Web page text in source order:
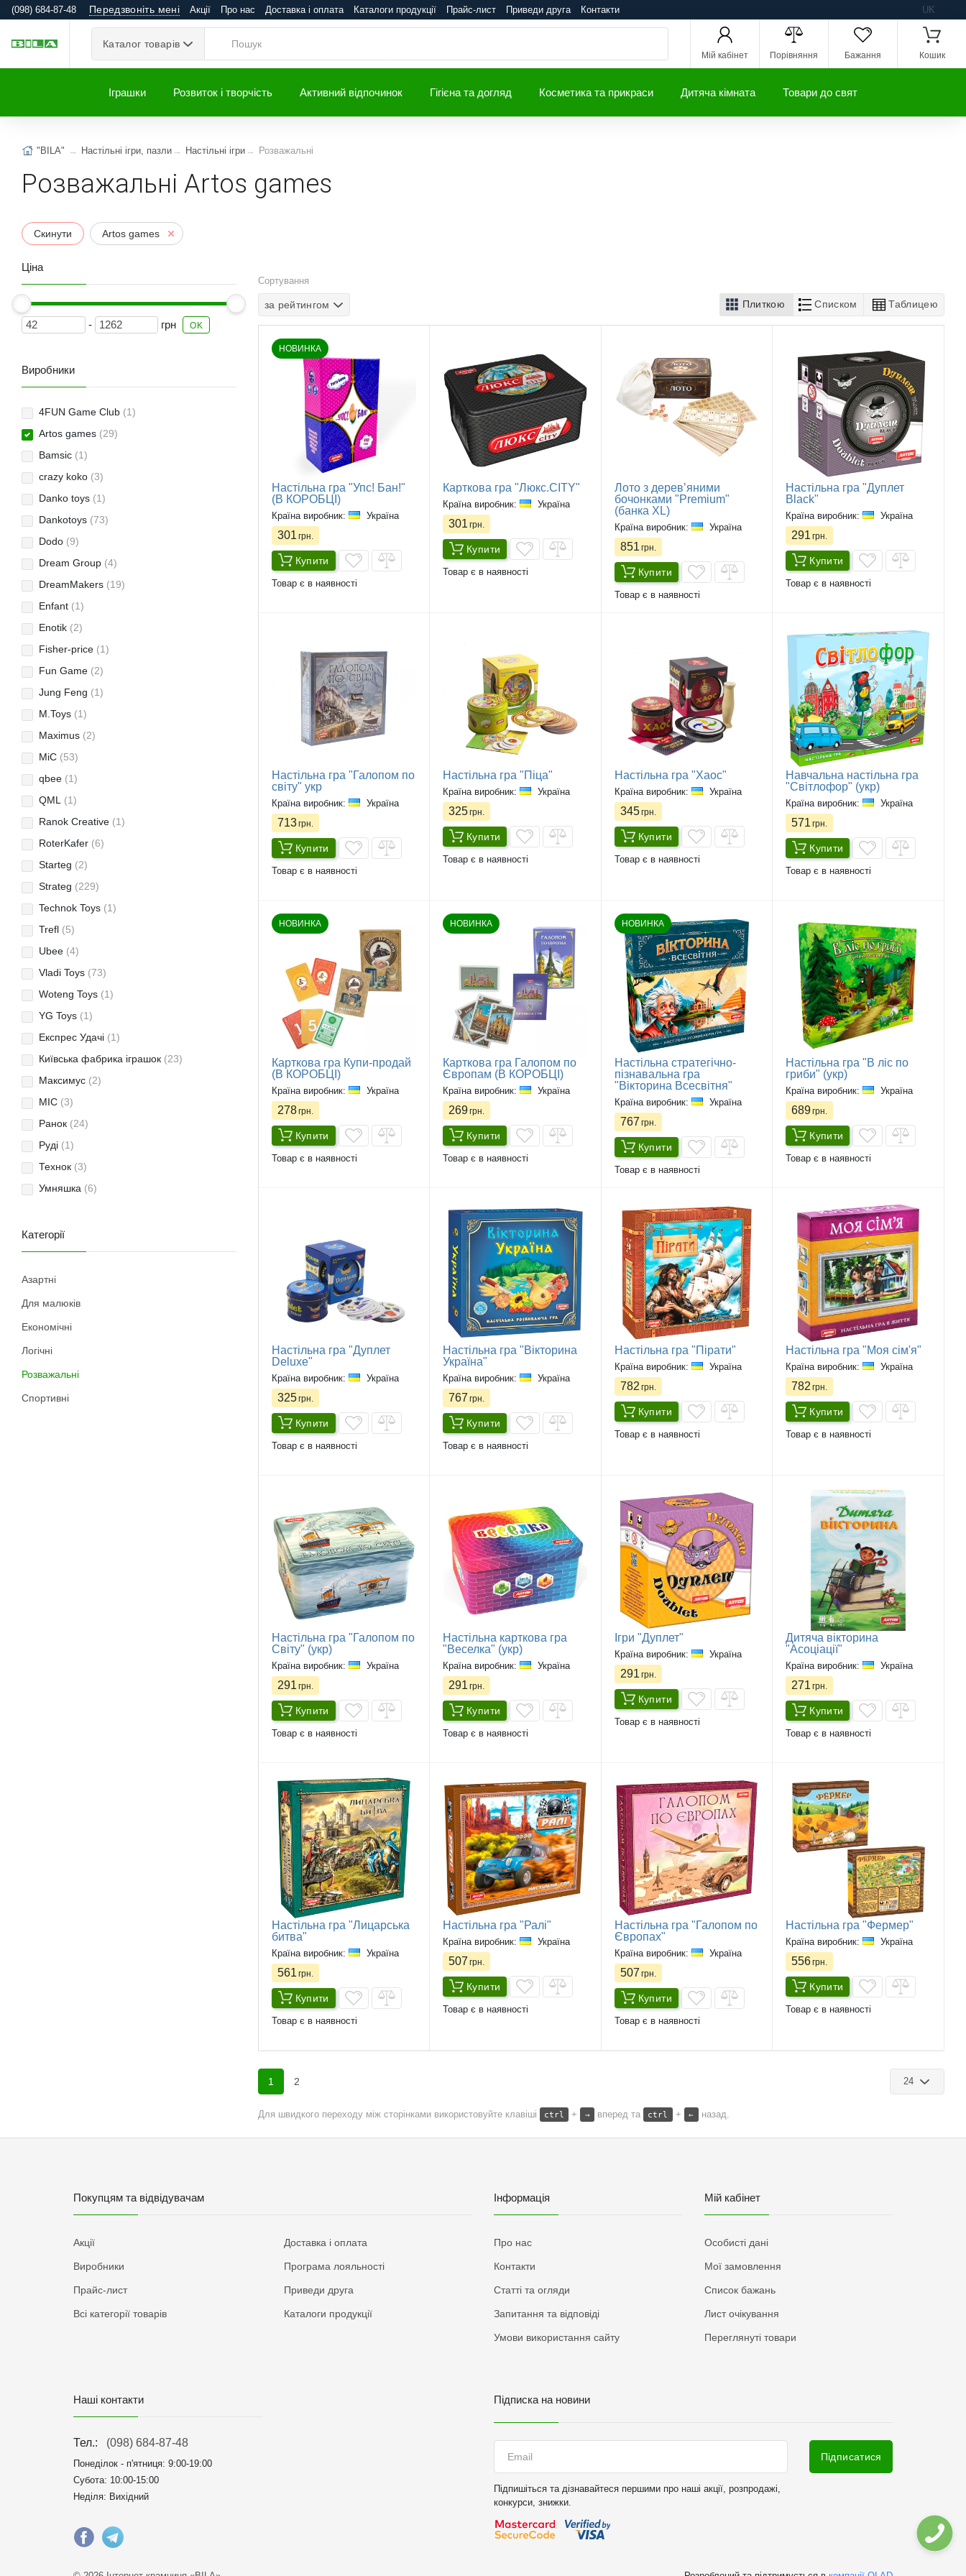
(098) 684-87-48 Передзвоніть мені Акції Про нас Доставка і оплата Каталоги продукції Прайс-лист Приведи друга Контакти UK
Каталог товарів
Мій кабінет Порівняння Бажання Кошик
Іграшки Розвиток і творчість Активний відпочинок Гігієна та догляд Косметика та прикраси Дитяча кімната Товари до свят
"BILA" Настільні ігри, пазли Настільні ігри Розважальні
Розважальні Artos games
Скинути Artos games
Сортування
за рейтингом Плиткою Списком Таблицею
НОВИНКА
Настільна гра "Упс! Бан!"
(В КОРОБЦІ)
Країна виробник: Україна
301грн.
Купити
Товар є в наявності
Карткова гра "Люкс.CITY"
Країна виробник: Україна
301 грн.
Купити
Товар є в наявності
Лото з деревʼяними
бочонками "Premium"
(банка XL)
Країна виробник: Україна
851грн.
Купити
Товар є в наявності
Настільна гра "Дуплет
Black"
Країна виробник: Україна
291 грн.
Купити
Товар є в наявності
Настільна гра "Галопом по
світу" укр
Країна виробник: Україна
713грн.
Купити
Товар є в наявності
Настільна гра "Піца"
Країна виробник: Україна
325грн.
Купити
Товар є в наявності
Настільна гра "Хаос"
Країна виробник: Україна
345грн.
Купити
Товар є в наявності
Навчальна настільна гра
"Світлофор" (укр)
Країна виробник: Україна
571 грн.
Купити
Товар є в наявності
НОВИНКА
Карткова гра Купи-продай
(В КОРОБЦІ)
Країна виробник: Україна
278грн.
Купити
Товар є в наявності
НОВИНКА
Карткова гра Галопом по
Європам (В КОРОБЦІ)
Країна виробник: Україна
269грн.
Купити
Товар є в наявності
НОВИНКА
Настільна стратегічно-
пізнавальна гра
"Вікторина Всесвітня"
Країна виробник: Україна
767 грн.
Купити
Товар є в наявності
Настільна гра "В ліс по
гриби" (укр)
Країна виробник: Україна
689грн.
Купити
Товар є в наявності
Настільна гра "Дуплет
Deluxe"
Країна виробник: Україна
325грн.
Купити
Товар є в наявності
Настільна гра "Вікторина
Україна"
Країна виробник: Україна
767 грн.
Купити
Товар є в наявності
Настільна гра "Пірати"
Країна виробник: Україна
782 грн.
Купити
Товар є в наявності
Настільна гра "Моя сім'я"
Країна виробник: Україна
782 грн.
Купити
Товар є в наявності
Настільна гра "Галопом по
Світу" (укр)
Країна виробник: Україна
291грн.
Купити
Товар є в наявності
Настільна карткова гра
"Веселка" (укр)
Країна виробник: Україна
291 грн.
Купити
Товар є в наявності
Ігри "Дуплет"
Країна виробник: Україна
291грн.
Купити
Товар є в наявності
Дитяча вікторина
"Асоціації"
Країна виробник: Україна
271 грн.
Купити
Товар є в наявності
Настільна гра "Лицарська
битва"
Країна виробник: Україна
561грн.
Купити
Товар є в наявності
Настільна гра "Ралі"
Країна виробник: Україна
507 грн.
Купити
Товар є в наявності
Настільна гра "Галопом по
Європах"
Країна виробник: Україна
507 грн.
Купити
Товар є в наявності
Настільна гра "Фермер"
Країна виробник: Україна
556грн.
Купити
Товар є в наявності
1 2 24
Для швидкого переходу між сторінками використовуйте клавіші ctrl + → вперед та ctrl + ← назад.
Ціна
- грн OK
Виробники
4FUN Game Club (1)
Artos games (29)
Bamsic (1)
crazy koko (3)
Danko toys (1)
Dankotoys (73)
Dodo (9)
Dream Group (4)
DreamMakers (19)
Enfant (1)
Enotik (2)
Fisher-price (1)
Fun Game (2)
Jung Feng (1)
M.Toys (1)
Maximus (2)
MiC (53)
qbee (1)
QML (1)
Ranok Creative (1)
RoterKafer (6)
Starteg (2)
Strateg (229)
Technok Toys (1)
Trefl (5)
Ubee (4)
Vladi Toys (73)
Woteng Toys (1)
YG Toys (1)
Експрес Удачі (1)
Київська фабрика іграшок (23)
Максимус (2)
МІС (3)
Ранок (24)
Руді (1)
Технок (3)
Умняшка (6)
Категорії
Азартні
Для малюків
Економічні
Логічні
Розважальні
Спортивні
Покупцям та відвідувачам
Акції
Виробники
Прайс-лист
Всі категорії товарів
Доставка і оплата
Програма лояльності
Приведи друга
Каталоги продукції
Інформація
Про нас
Контакти
Статті та огляди
Запитання та відповіді
Умови використання сайту
Мій кабінет
Особисті дані
Мої замовлення
Список бажань
Лист очікування
Переглянуті товари
Наші контакти
Тел.: (098) 684-87-48
Понеділок - п'ятниця: 9:00-19:00
Субота: 10:00-15:00
Неділя: Вихідний
Підписка на новини
Підпишіться та дізнавайтеся першими про наші акції, розпродажі,
конкурси, знижки.
Підписатися